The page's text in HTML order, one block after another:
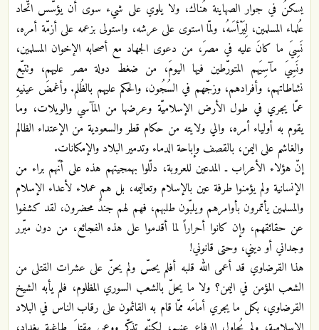
يسكنُ في جوار الصهاينة هُناك، ولا يلوي على شيء سوى أن يؤسّس اتّحاد
عُلماء المسلمين، لِيَرْأسَهُ، ولمّا استوى على عرشه، واستولى بزعمه على أزمّة أمره،
نَسِيَ ما كانَ عليه في مصرَ، من دعوى الجهاد مع أصحابه الإخوان المسلمين،
ونَسِيَ مآسِيَهم المتورّطين فيها اليومَ، من ضغط دولة مصر عليهم، وتتبّع
نشاطاتهم، وأفرادهم، وزجّهم في السُجُون، والحكم عليهم بالظُلم. وأغمضَ عينيهِ
عمّا يجري في طول الأرض الإسلاميّة وعرضها من المآسي والويلات، وما
يقوم به أولياء أمره، والي ولايته من حكام قطر والسعودية من الإعتداء الظالم
والغاشم على اليمن، بالقصف وإباحة الدماء وتدمير البلاد والإمكانات.
إنّ هؤلاء الأعراب ـ المدعين للعروبة، دلّلوا بهمجيتهم هذه على أنّهم براء من
الإنسانية ولم يؤمنوا طرفة عين بالإسلام وتعاليمه، بل هم عملاء لأعداء الإسلام
والمسلمين يأتمرون بأوامرهم ويلبّون طلبهم، فهم لهم جندٌ محضرون، لقد كشفوا
عن حقائقهم، وإن كانوا أحراراً لما أقدموا على هذه الفجائع، من دون مبّرر
وجداني أو ديني، وحتى قانوني!
هذا القرضاوي قد أعمى الله قلبه أفلم يحسّ ولم يحنّ على عشرات القتلى من
الشعب المؤمن في اليمن؟ ولا ما يحلّ بالشعب السوري المظلوم، فلم يأبه الشيخ
القرضاوي، بكل ما يجري أمامَه ممّا قام به القائمون على رقاب الناس في البلاد